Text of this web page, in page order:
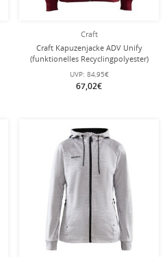
Craft
Craft Kapuzenjacke ADV Unify
(funktionelles Recyclingpolyester)
bordeaux/rot Damen
UVP: 84,95€
67,02€